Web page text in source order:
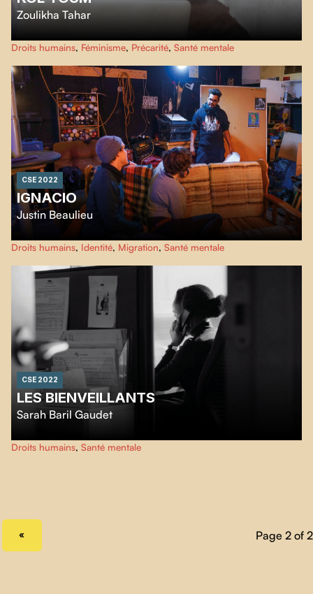
Zoulikha Tahar
Depuis sa retraite, Kheira enchaîne les tâches ménagères et les appels
vidéos avec sa fille immigrée. A celle-ci, Kheira raconte, inlassablement, son
quotidien et ses regrets.
Droits humains, Féminisme, Précarité, Santé mentale
CSE 2022
IGNACIO
Justin Beaulieu
Sous une carapace militante, un orphelin couve de profondes blessures.
Ignacio prépare le combat de sa vie. Alors qu'il expose les horreurs
perpétrées lors du conflit armé guatémaltèque, il révèle la tragédie à
l'origine de son adoption.
Droits humains, Identité, Migration, Santé mentale
CSE 2022
LES BIENVEILLANTS
Sarah Baril Gaudet
Les bienveillantss'immerge dans l’univers du centre d’écoute téléphonique
Tel-Aide Montréal, en suivant un groupe de futur·e·s bénévoles qui
Droits humains, Santé mentale
«